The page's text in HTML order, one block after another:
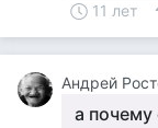
11 лет
Андрей
а